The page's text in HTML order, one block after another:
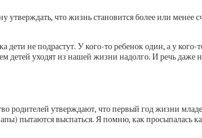
что жизнь становится более или менее
дети не подрастут. У кого-то ребенок один, а у
уходят из нашей жизни надолго. И речь даже
родителей утверждают, что первый год жизни
пытаются выспаться. Я помню, как просыпалась